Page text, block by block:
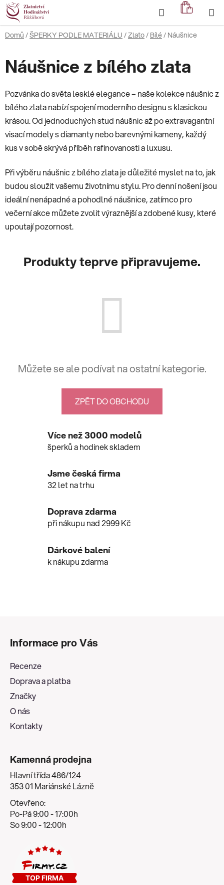
Přejít
na
obsah
Hledat
KOŠÍK
Domů /ŠPERKY PODLE MATERIÁLU /Zlato/ Bílé/ Náušnice
Náušnice z bílého zlata
Pozvánka do světa lesklé elegance – naše kolekce náušnic z
bílého zlata nabízí spojení moderního designu s klasickou
krásou. Od jednoduchých stud náušnic až po extravagantní
visací modely s diamanty nebo barevnými kameny, každý
kus v sobě skrývá příběh rafinovanosti a luxusu.
Při výběru náušnic z bílého zlata je důležité myslet na to, jak
budou sloužit vašemu životnímu stylu. Pro denní nošení jsou
ideální nenápadné a pohodlné náušnice, zatímco pro
večerní akce můžete zvolit výraznější a zdobené kusy, které
upoutají pozornost.
Produkty teprve připravujeme.
Můžete se ale podívat na ostatní kategorie.
ZPĚT DO OBCHODU
Více než 3000 modelů
šperků a hodinek skladem
Jsme česká firma
32 let na trhu
Doprava zdarma
při nákupu nad 2999 Kč
Dárkové balení
k nákupu zdarma
Informace pro Vás
Recenze
Doprava a platba
Značky
O nás
Kontakty
Kamenná prodejna
Hlavní třída 486/124
353 01 Mariánské Lázně
Otevřeno:
Po-Pá 9:00 - 17:00h
So 9:00 - 12:00h